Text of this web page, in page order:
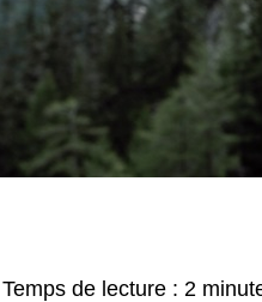
Temps de lecture : 2